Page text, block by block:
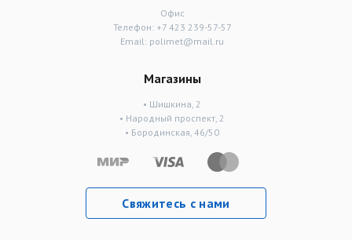
Офис
Телефон: +7 423 239-57-57
Email: polimet@mail.ru
Магазины
• Шишкина, 2
• Народный проспект, 2
• Бородинская, 46/50
Свяжитесь с нами